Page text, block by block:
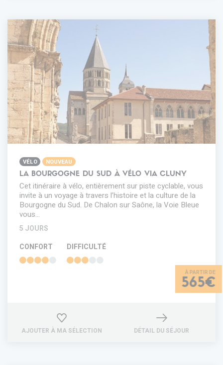
VÉLO NOUVEAU
LA BOURGOGNE DU SUD À VÉLO VIA CLUNY
Cet itinéraire à vélo, entièrement sur piste cyclable, vous
invite à un voyage à travers l’histoire et la culture de la
Bourgogne du Sud. De Chalon sur Saône, la Voie Bleue
vous…
5 JOURS
CONFORT
DIFFICULTÉ
565€
AJOUTER À MA SÉLECTION DÉTAIL DU SÉJOUR